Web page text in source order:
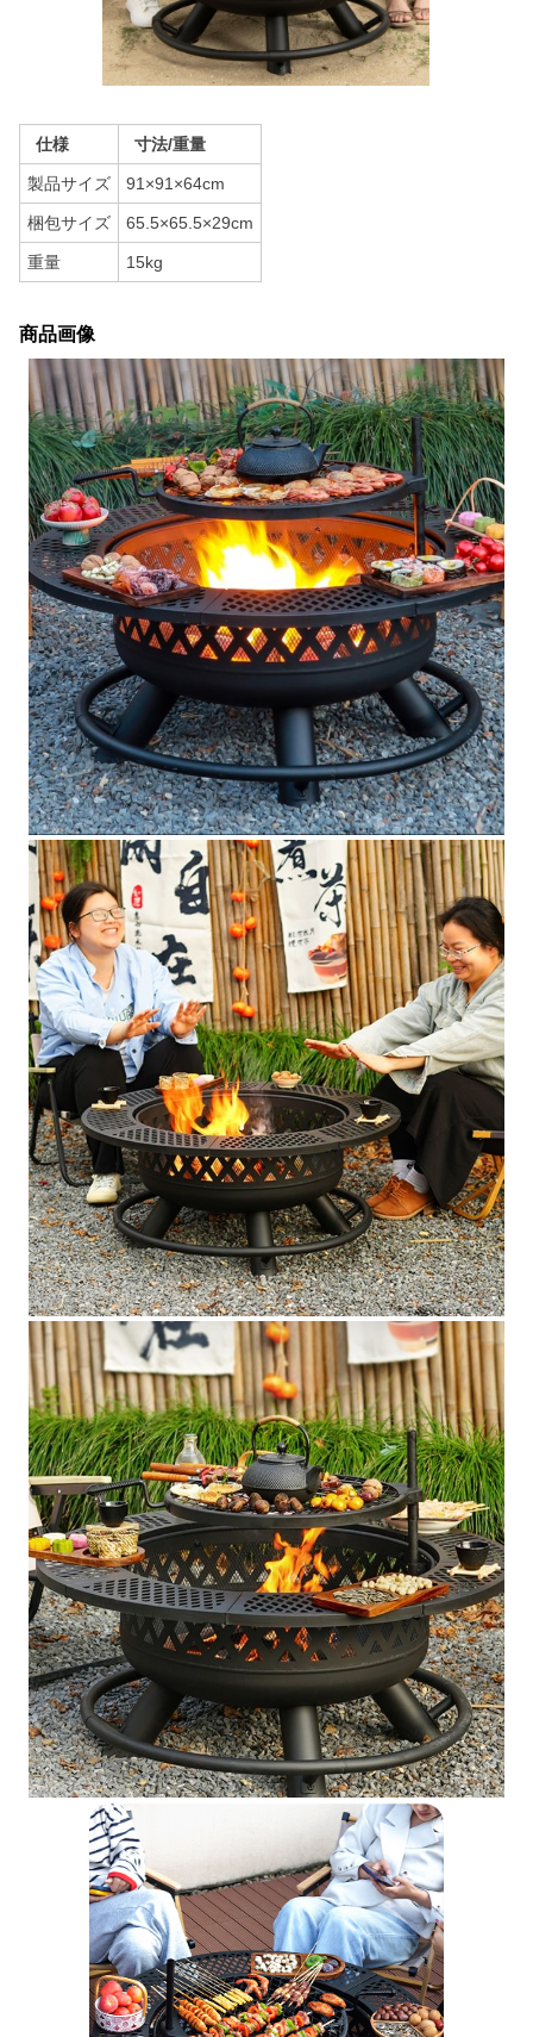
仕様 寸法/重量
製品サイズ 91×91×64cm
梱包サイズ 65.5×65.5×29cm
重量 15kg
商品画像